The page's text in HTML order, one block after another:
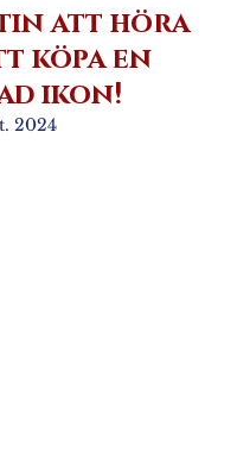
att höra
köpa en
ikon!
2024